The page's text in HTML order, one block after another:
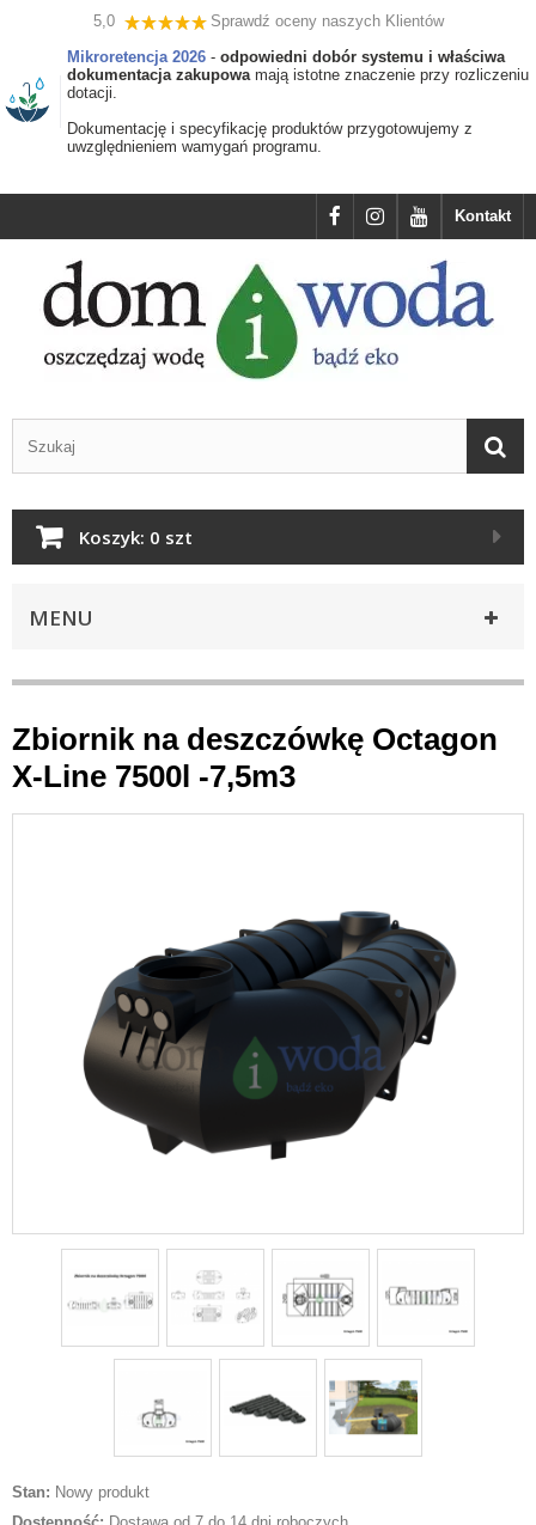
5,0
Sprawdź oceny naszych Klientów
Mikroretencja 2026 - odpowiedni dobór systemu i właściwa
dokumentacja zakupowamają istotne znaczenie przy rozliczeniu
dotacji.
Dokumentację i specyfikację produktów przygotowujemy z
uwzględnieniem wamygań programu.
Kontakt
Koszyk: 0 szt
MENU
Zbiornik na deszczówkę Octagon
X-Line 7500l -7,5m3
Stan: Nowy produkt